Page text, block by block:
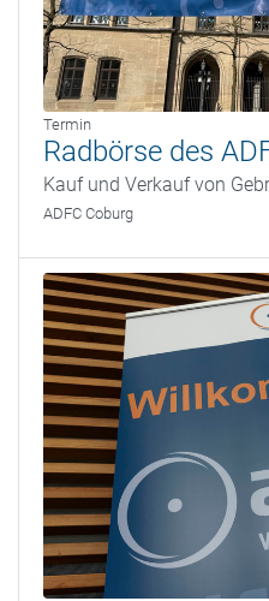
Termin
Radbörse des
Kauf und Verkauf von
ADFC Coburg